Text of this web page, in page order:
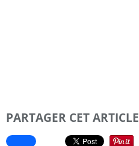
PARTAGER CET ARTICLE